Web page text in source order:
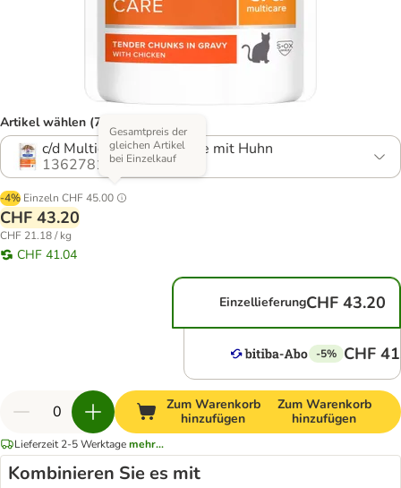
Artikel wählen (7 Varianten)
c/d Multicare Urinary Care mit Huhn
1362781.3
-4% Einzeln CHF 45.00
Gesamtpreis der
gleichen Artikel
bei Einzelkauf
CHF 43.20
CHF 21.18 / kg
CHF 41.04
EinzellieferungCHF 43.20
-5% CHF
Zum Warenkorb
hinzufügen
Zum Warenkorb
hinzufügen
Lieferzeit 2-5 Werktagemehr...
Kombinieren Sie es mit